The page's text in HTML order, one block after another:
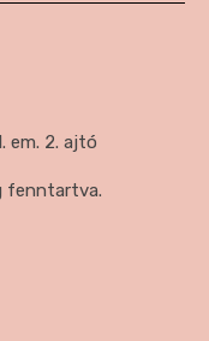
em. 2. ajtó
fenntartva.